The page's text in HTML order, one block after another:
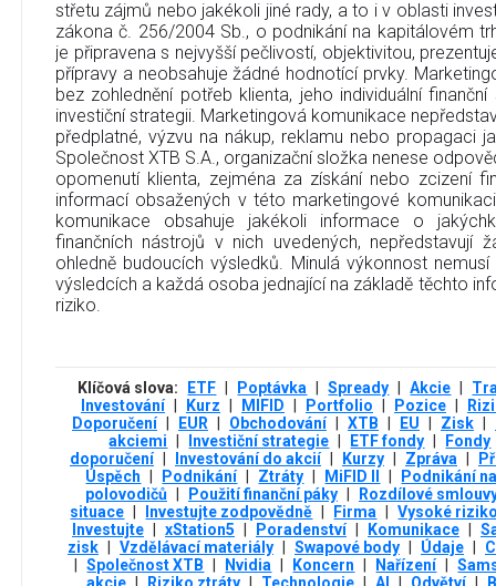
střetu zájmů nebo jakékoli jiné rady, a to i v oblasti
zákona č. 256/2004 Sb., o podnikání na kapitálovém
je připravena s nejvyšší pečlivostí, objektivitou,
přípravy a neobsahuje žádné hodnotící prvky.
bez zohlednění potřeb klienta, jeho individuální
investiční strategii. Marketingová komunikace
předplatné, výzvu na nákup, reklamu nebo propagaci
Společnost XTB S.A., organizační složka nenese
opomenutí klienta, zejména za získání nebo zcizení
informací obsažených v této marketingové
komunikace obsahuje jakékoli informace o
finančních nástrojů v nich uvedených, nepředstavují
ohledně budoucích výsledků. Minulá výkonnost
výsledcích a každá osoba jednající na základě těchto
riziko.
Klíčová slova: ETF Poptávka Spready Akcie
Investování
Kurz MIFID Portfolio Pozice
Doporučení
EUR Obchodování XTB EU Zisk
akciemi
Investiční strategie ETF fondy
Fondy
doporučení
Investování do akcií Kurzy Zpráva
Úspěch
Podnikání Ztráty MiFID II
Podnikání
polovodičů
Použití finanční páky
Rozdílové
situace
Investujte zodpovědně Firma
Vysoké
Investujte
xStation5 Poradenství Komunikace
zisk
Vzdělávací materiály Swapové body Údaje
Společnost XTB Nvidia Koncern Nařízení